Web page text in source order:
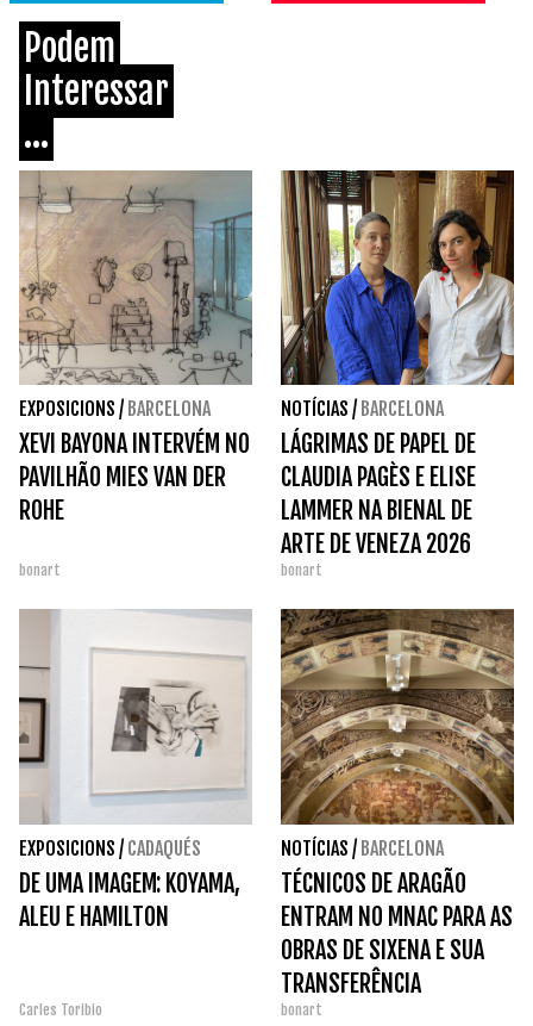
Podem
Interessar
...
EXPOSICIONS / BARCELONA
XEVI BAYONA INTERVÉM NO
PAVILHÃO MIES VAN DER
ROHE
bonart
NOTÍCIAS / BARCELONA
LÁGRIMAS DE PAPEL DE
CLAUDIA PAGÈS E ELISE
LAMMER NA BIENAL DE
ARTE DE VENEZA 2026
bonart
EXPOSICIONS / CADAQUÉS
DE UMA IMAGEM: KOYAMA,
ALEU E HAMILTON
Carles Toribio
NOTÍCIAS / BARCELONA
TÉCNICOS DE ARAGÃO
ENTRAM NO MNAC PARA AS
OBRAS DE SIXENA E SUA
TRANSFERÊNCIA
bonart